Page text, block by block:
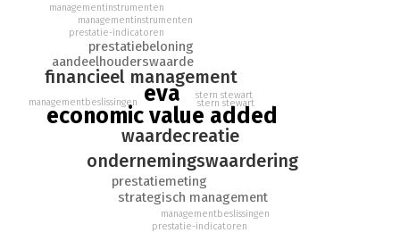
economic value added
eva
waardecreatie
financieel management
ondernemingswaardering
prestatiemeting
aandeelhouderswaarde
prestatiebeloning
strategisch management
managementbeslissingen
stern stewart
prestatie-indicatoren
managementinstrumenten
managementbeslissingen
stern stewart
prestatie-indicatoren
managementinstrumenten